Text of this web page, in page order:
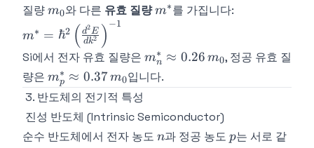
질량m_0
m0와 다른 유효 질량m^*
m∗를 가집니다:
m^* = \hbar^2
\left(\frac{d^2E}
{dk^2}\right)^{-1}
m∗ = ℏ2 ( dk2
d2E ) −1
Si에서 전자 유효 질량은 m_n^*
\approx
0.26\,m_0
mn
∗ ≈ 0.26 m0, 정공 유효 질
량은 m_p^*
\approx
0.37\,m_0
mp
∗ ≈ 0.37m0입니다.
3. 반도체의 전기적 특성
진성 반도체 (Intrinsic Semiconductor)
순수 반도체에서 전자 농도 n
n과 정공 농도 p
p는 서로 같